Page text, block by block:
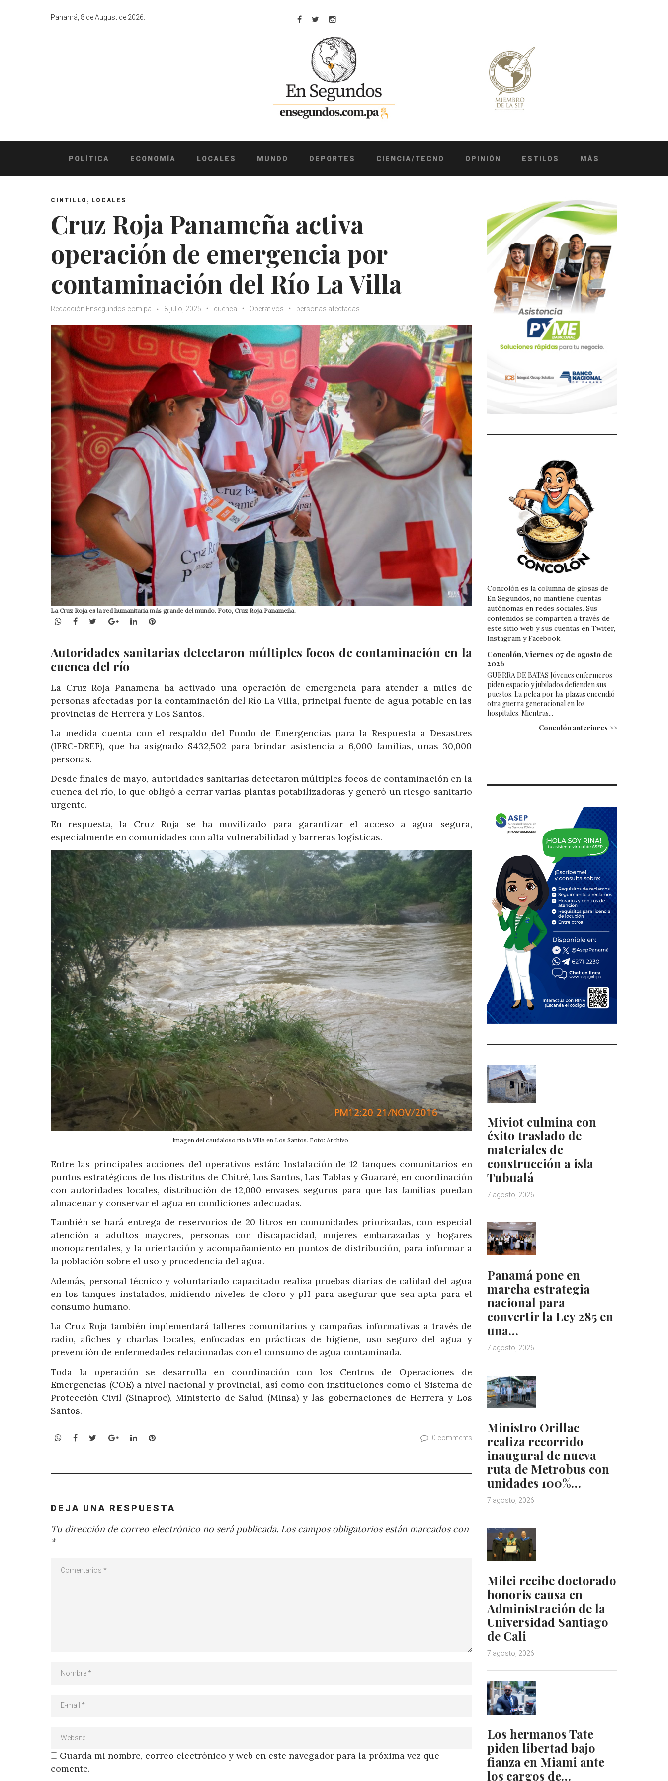
Panamá, 8 de August de 2026.
Facebook
TwitterInstagram
POLÍTICA ECONOMÍA LOCALES MUNDO DEPORTES CIENCIA/TECNO OPINIÓN ESTILOS MÁS
CINTILLO , LOCALES
Cruz Roja Panameña activa
operación de emergencia por
contaminación del Río La Villa
Redacción Ensegundos.com.pa 8 julio, 2025 cuenca Operativos personas afectadas
La Cruz Roja es la red humanitaria más grande del mundo. Foto, Cruz Roja Panameña.
WhatsApp
Facebook
TwitterGoogle+LinkedInPinterest
Autoridades sanitarias detectaron múltiples focos de contaminación en la
cuenca del río
La Cruz Roja Panameña ha activado una operación de emergencia para atender a miles de
personas afectadas por la contaminación del Río La Villa, principal fuente de agua potable en las
provincias de Herrera y Los Santos.
La medida cuenta con el respaldo del Fondo de Emergencias para la Respuesta a Desastres
(IFRC-DREF), que ha asignado $432,502 para brindar asistencia a 6,000 familias, unas 30,000
personas.
Desde finales de mayo, autoridades sanitarias detectaron múltiples focos de contaminación en la
cuenca del río, lo que obligó a cerrar varias plantas potabilizadoras y generó un riesgo sanitario
urgente.
En respuesta, la Cruz Roja se ha movilizado para garantizar el acceso a agua segura,
especialmente en comunidades con alta vulnerabilidad y barreras logísticas.
Imagen del caudaloso río la Villa en Los Santos. Foto: Archivo.
Entre las principales acciones del operativos están: Instalación de 12 tanques comunitarios en
puntos estratégicos de los distritos de Chitré, Los Santos, Las Tablas y Guararé, en coordinación
con autoridades locales, distribución de 12,000 envases seguros para que las familias puedan
almacenar y conservar el agua en condiciones adecuadas.
También se hará entrega de reservorios de 20 litros en comunidades priorizadas, con especial
atención a adultos mayores, personas con discapacidad, mujeres embarazadas y hogares
monoparentales, y la orientación y acompañamiento en puntos de distribución, para informar a
la población sobre el uso y procedencia del agua.
Además, personal técnico y voluntariado capacitado realiza pruebas diarias de calidad del agua
en los tanques instalados, midiendo niveles de cloro y pH para asegurar que sea apta para el
consumo humano.
La Cruz Roja también implementará talleres comunitarios y campañas informativas a través de
radio, afiches y charlas locales, enfocadas en prácticas de higiene, uso seguro del agua y
prevención de enfermedades relacionadas con el consumo de agua contaminada.
Toda la operación se desarrolla en coordinación con los Centros de Operaciones de
Emergencias (COE) a nivel nacional y provincial, así como con instituciones como el Sistema de
Protección Civil (Sinaproc), Ministerio de Salud (Minsa) y las gobernaciones de Herrera y Los
Santos.
WhatsApp
Facebook
TwitterGoogle+LinkedInPinterest 0 comments
DEJA UNA RESPUESTA
Tu dirección de correo electrónico no será publicada. Los campos obligatorios están marcados con
*
Guarda mi nombre, correo electrónico y web en este navegador para la próxima vez que
comente.
Concolón es la columna de glosas de
En Segundos, no mantiene cuentas
autónomas en redes sociales. Sus
contenidos se comparten a través de
este sitio web y sus cuentas en Twiter,
Instagram y Facebook.
Concolón, Viernes 07 de agosto de
2026
GUERRA DE BATAS Jóvenes enfermeros
piden espacio y jubilados defienden sus
puestos. La pelea por las plazas encendió
otra guerra generacional en los
hospitales. Mientras...
Concolón anteriores >>
Miviot culmina con
éxito traslado de
materiales de
construcción a isla
Tubualá
7 agosto, 2026
Panamá pone en
marcha estrategia
nacional para
convertir la Ley 285 en
una…
7 agosto, 2026
Ministro Orillac
realiza recorrido
inaugural de nueva
ruta de Metrobus con
unidades 100%…
7 agosto, 2026
Milei recibe doctorado
honoris causa en
Administración de la
Universidad Santiago
de Cali
7 agosto, 2026
Los hermanos Tate
piden libertad bajo
fianza en Miami ante
los cargos de…